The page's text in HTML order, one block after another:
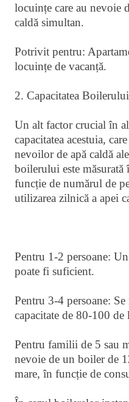
locuințe care au nevoie
caldă simultan.
Potrivit pentru:
locuințe de vacanță.
2. Capacitatea Boilerului
Un alt factor crucial în
capacitatea acestuia,
nevoilor de apă caldă
boilerului este
funcție de numărul de
utilizarea zilnică a apei
Pentru 1-2 persoane:
poate fi suficient.
Pentru 3-4 persoane:
capacitate de 80-100 de
Pentru familii de 5 sau
nevoie de un boiler de
mare, în funcție de